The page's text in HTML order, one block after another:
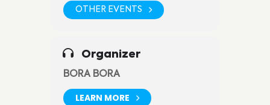
OTHER EVENTS
Organizer
BORA BORA
LEARN MORE